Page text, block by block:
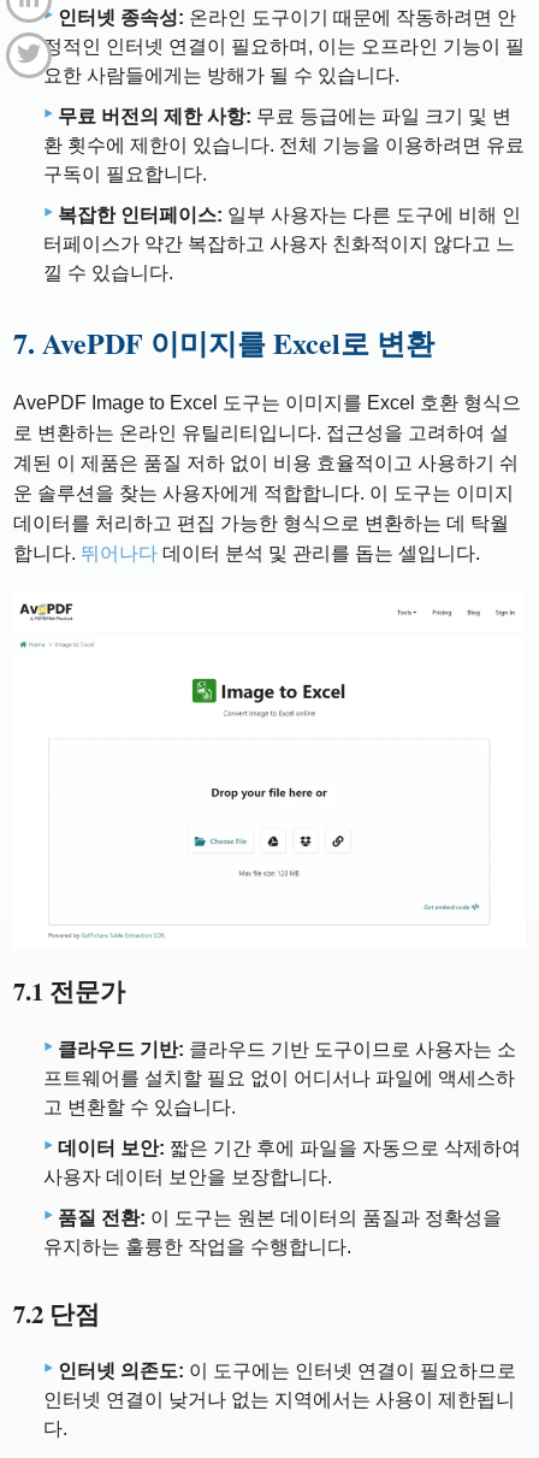
인터넷 종속성: 온라인 도구이기 때문에 작동하려면 안
정적인 인터넷 연결이 필요하며, 이는 오프라인 기능이 필
요한 사람들에게는 방해가 될 수 있습니다.
무료 버전의 제한 사항: 무료 등급에는 파일 크기 및 변
환 횟수에 제한이 있습니다. 전체 기능을 이용하려면 유료
구독이 필요합니다.
복잡한 인터페이스: 일부 사용자는 다른 도구에 비해 인
터페이스가 약간 복잡하고 사용자 친화적이지 않다고 느
낄 수 있습니다.
7. AvePDF 이미지를 Excel로 변환
AvePDF Image to Excel 도구는 이미지를 Excel 호환 형식으
로 변환하는 온라인 유틸리티입니다. 접근성을 고려하여 설
계된 이 제품은 품질 저하 없이 비용 효율적이고 사용하기 쉬
운 솔루션을 찾는 사용자에게 적합합니다. 이 도구는 이미지
데이터를 처리하고 편집 가능한 형식으로 변환하는 데 탁월
합니다. 뛰어나다 데이터 분석 및 관리를 돕는 셀입니다.
7.1 전문가
클라우드 기반: 클라우드 기반 도구이므로 사용자는 소
프트웨어를 설치할 필요 없이 어디서나 파일에 액세스하
고 변환할 수 있습니다.
데이터 보안: 짧은 기간 후에 파일을 자동으로 삭제하여
사용자 데이터 보안을 보장합니다.
품질 전환: 이 도구는 원본 데이터의 품질과 정확성을
유지하는 훌륭한 작업을 수행합니다.
7.2 단점
인터넷 의존도: 이 도구에는 인터넷 연결이 필요하므로
인터넷 연결이 낮거나 없는 지역에서는 사용이 제한됩니
다.